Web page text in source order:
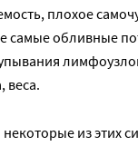
плохое
самые обливные
веса.
из этих